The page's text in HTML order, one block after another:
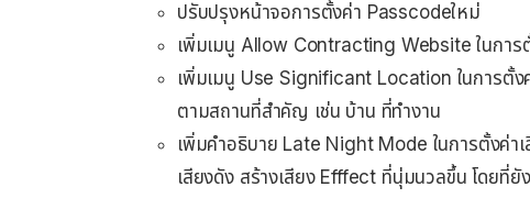
ปรับปรุงหน้าจอการตั้งค่า Passcodeใหม่
เพิ่มเมนู Allow Contracting Website ในการ
เพิ่มเมนู Use Significant Location ในการตั้ง
ตามสถานที่สำคัญ เช่น บ้าน ที่ทำงาน
เพิ่มคำอธิบาย Late Night Mode ในการตั้งค่า
เสียงดัง สร้างเสียง Efffect ที่นุ่มนวลขึ้น โดยที่ยั